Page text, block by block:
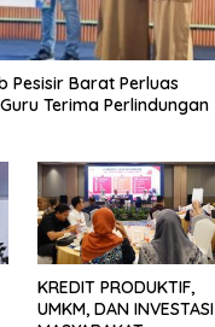
Pesisir Barat Perluas
Terima Perlindungan
KREDIT PRODUKTIF,
UMKM, DAN INVESTASI